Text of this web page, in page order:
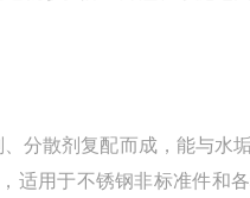
散剂复配而成，能与水
适用于不锈钢非标准件和